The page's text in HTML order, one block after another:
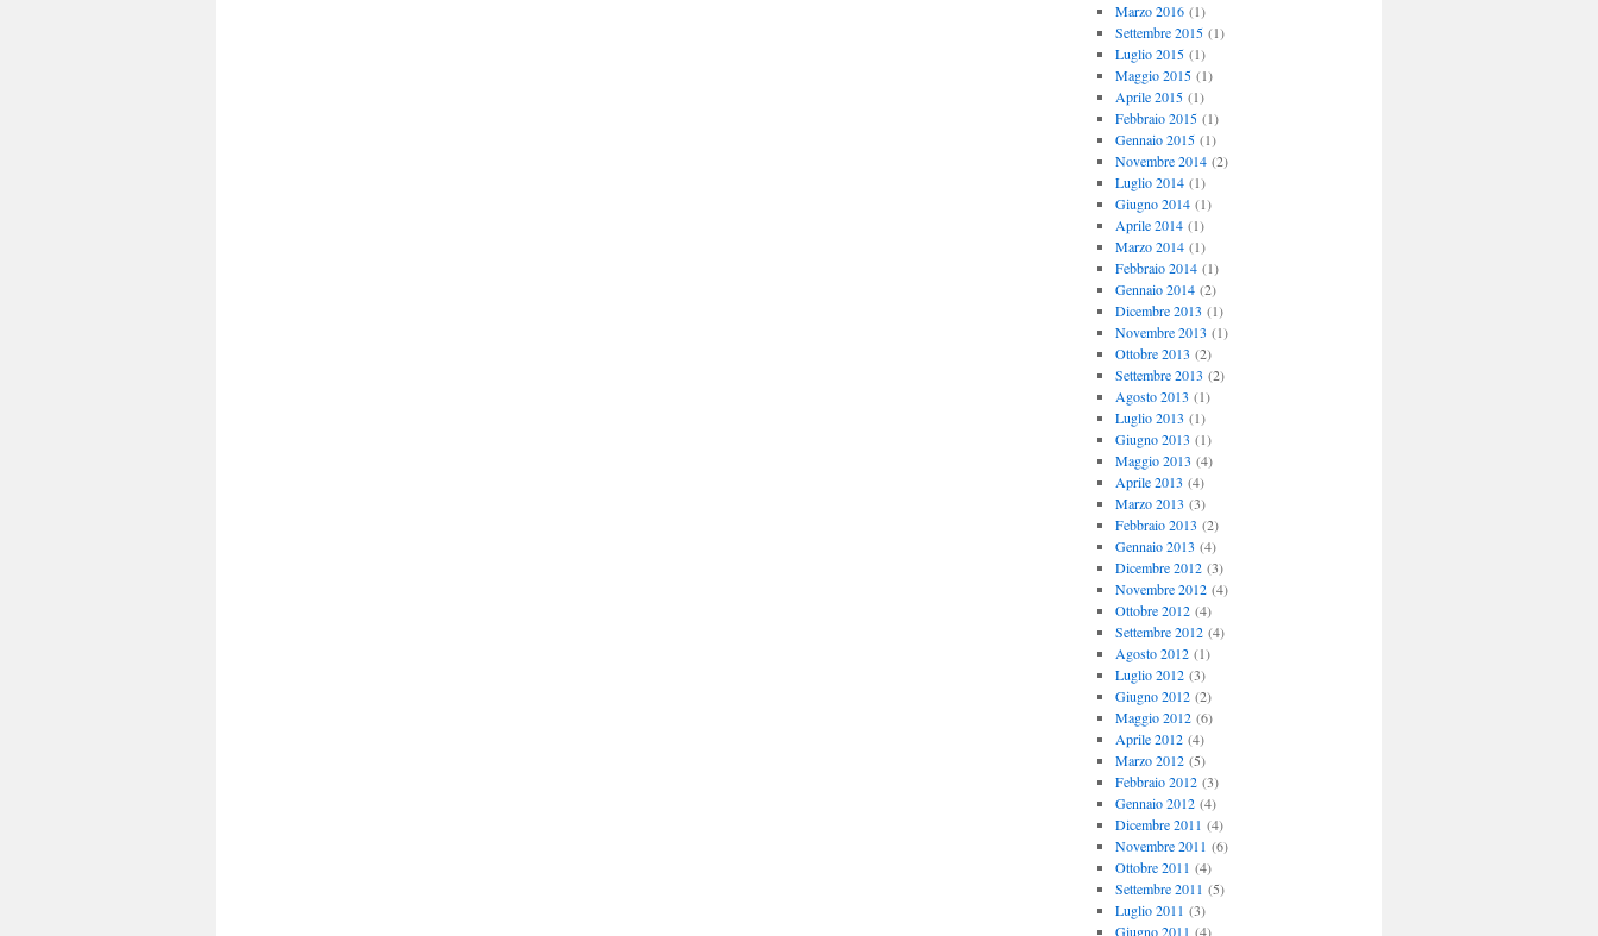
Marzo 2016(1)
Settembre 2015(1)
Luglio 2015(1)
Maggio 2015(1)
Aprile 2015(1)
Febbraio 2015(1)
Gennaio 2015(1)
Novembre 2014(2)
Luglio 2014(1)
Giugno 2014(1)
Aprile 2014(1)
Marzo 2014(1)
Febbraio 2014(1)
Gennaio 2014(2)
Dicembre 2013 (1)
Novembre 2013 (1)
Ottobre 2013 (2)
Settembre 2013 (2)
Agosto 2013 (1)
Luglio 2013 (1)
Giugno 2013 (1)
Maggio 2013 (4)
Aprile 2013 (4)
Marzo 2013 (3)
Febbraio 2013 (2)
Gennaio 2013 (4)
Dicembre 2012(3)
Novembre 2012(4)
Ottobre 2012(4)
Settembre 2012(4)
Agosto 2012(1)
Luglio 2012(3)
Giugno 2012(2)
Maggio 2012(6)
Aprile 2012(4)
Marzo 2012(5)
Febbraio 2012(3)
Gennaio 2012(4)
Dicembre 2011 (4)
Novembre 2011 (6)
Ottobre 2011 (4)
Settembre 2011 (5)
Luglio 2011 (3)
Giugno 2011 (4)